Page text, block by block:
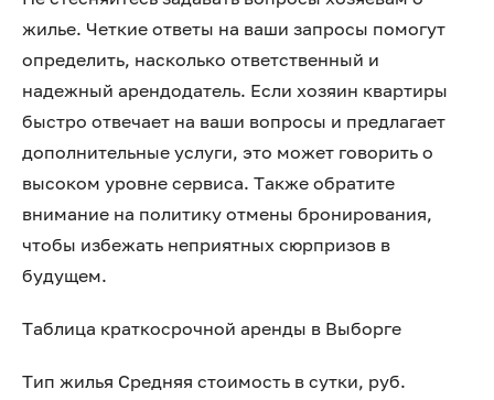
жилье. Четкие ответы на ваши запросы помогут
определить, насколько ответственный и
надежный арендодатель. Если хозяин квартиры
быстро отвечает на ваши вопросы и предлагает
дополнительные услуги, это может говорить о
высоком уровне сервиса. Также обратите
внимание на политику отмены бронирования,
чтобы избежать неприятных сюрпризов в
будущем.
Таблица краткосрочной аренды в Выборге
Тип жилья Средняя стоимость в сутки, руб.